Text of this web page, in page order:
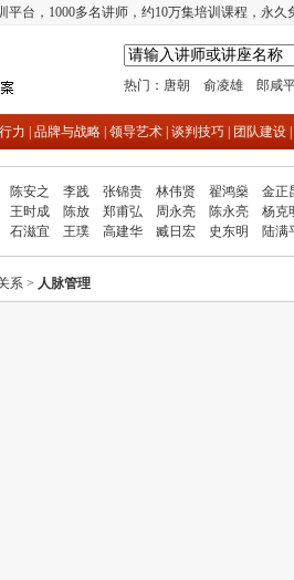
平台，1000多名讲师，约10万集培训课程，永
热门： 唐朝 俞凌雄 郎咸
力 品牌与战略| 领导艺术| 谈判技巧| 团队建设|
陈安之 李践 张锦贵 林伟贤 翟鸿燊
金正
王时成 陈放 郑甫弘 周永亮 陈永亮
杨克
石滋宜 王璞 高建华 臧日宏 史东明 陆满
系 > 人脉管理